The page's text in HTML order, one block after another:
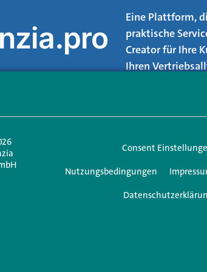
Eine Plattform,
praktische
Creator für Ihre
Ihren
Kommentar
Consent
Nutzungsbedingungen